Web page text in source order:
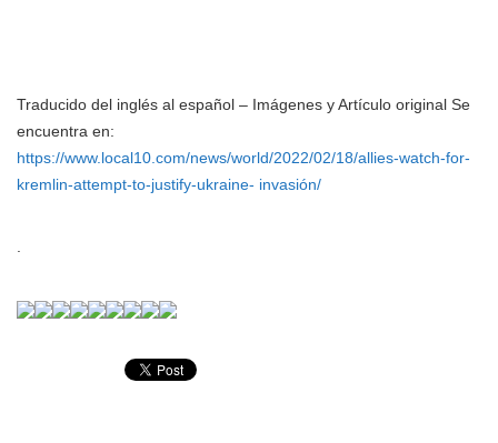
Traducido del inglés al español – Imágenes y Artículo original Se
encuentra en:
https://www.local10.com/news/world/2022/02/18/allies-watch-for-
kremlin-attempt-to-justify-ukraine- invasión/